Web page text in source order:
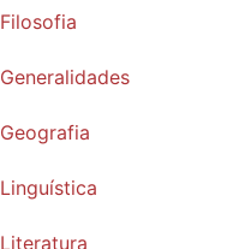
Filosofia
Generalidades
Geografia
Linguística
Literatura